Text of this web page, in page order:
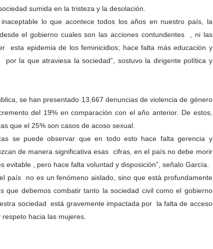
sumida en la tristeza y la desolación.
inaceptable lo que acontece todos los años en nuestro país, la
el gobierno cuales son las acciones contundentes , ni las
esta epidemia de los feminicidios; hace falta más educación y
la que atraviesa la sociedad”, sostuvo la dirigente política y
se han presentado 13,667 denuncias de violencia de género
del 19% en comparación con el año anterior. De estos,
que el 25% son casos de acoso sexual.
se puede observar que en todo esto hace falta gerencia y
de manera significativa esas cifras, en el país no debe morir
, pero hace falta voluntad y disposición”, señalo García.
país no es un fenómeno aislado, sino que está profundamente
que debemos combatir tanto la sociedad civil como el gobierno
sociedad está gravemente impactada por la falta de acceso
hacia las mujeres.